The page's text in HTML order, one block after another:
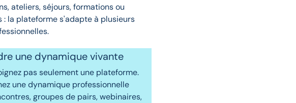
ateliers, séjours, formations ou
: la plateforme s'adapte à plusieurs
une dynamique vivante
pas seulement une plateforme.
une dynamique professionnelle
groupes de pairs, webinaires,